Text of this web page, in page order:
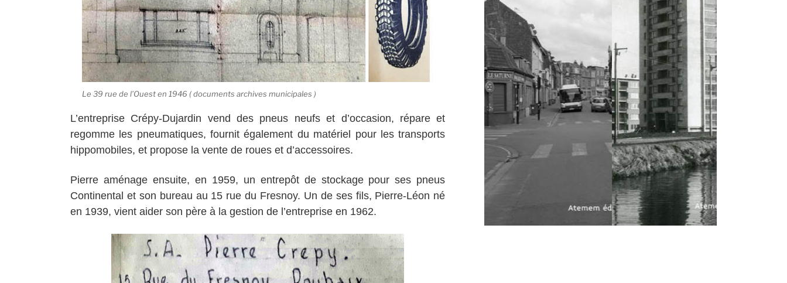
Le 39 rue de l’Ouest en 1946 ( documents archives municipales )
L’entreprise Crépy-Dujardin vend des pneus neufs et d’occasion, répare et
regomme les pneumatiques, fournit également du matériel pour les transports
hippomobiles, et propose la vente de roues et d’accessoires.
Pierre aménage ensuite, en 1959, un entrepôt de stockage pour ses pneus
Continental et son bureau au 15 rue du Fresnoy. Un de ses fils, Pierre-Léon né
en 1939, vient aider son père à la gestion de l’entreprise en 1962.